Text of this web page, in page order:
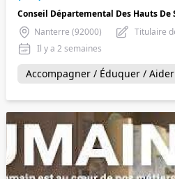
Conseil Départemental Des Hauts De
Nanterre (92000)
Titulaire
Il y a 2 semaines
Accompagner / Éduquer / Aider